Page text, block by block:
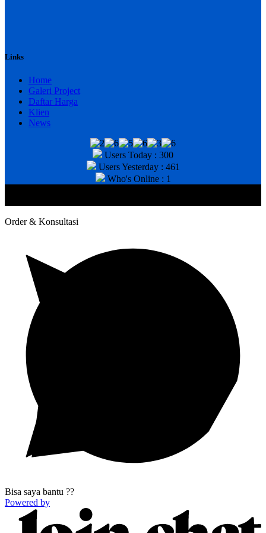
Links
Home
Galeri Project
Daftar Harga
Klien
News
Users Today : 300
Users Yesterday : 461
Who's Online : 1
Order & Konsultasi
Bisa saya bantu ??
Powered by